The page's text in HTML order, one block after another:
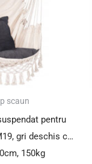
scaun
pentru
gri deschis cu
150kg